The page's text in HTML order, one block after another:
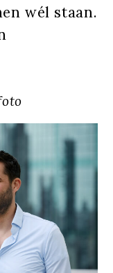
wél staan.